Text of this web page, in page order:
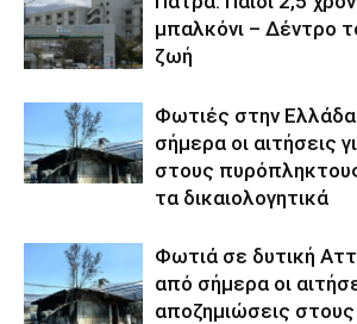
μπαλκόνι – Δέντρο
ζωή
Φωτιές στην
σήμερα οι αιτήσεις
στους
τα δικαιολογητικά
Φωτιά σε δυτική
από σήμερα οι
αποζημιώσεις